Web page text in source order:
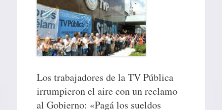
Los trabajadores de la TV Pública
irrumpieron el aire con un reclamo
al Gobierno: «Pagá los sueldos